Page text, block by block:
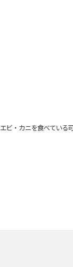
・カニを食べている可